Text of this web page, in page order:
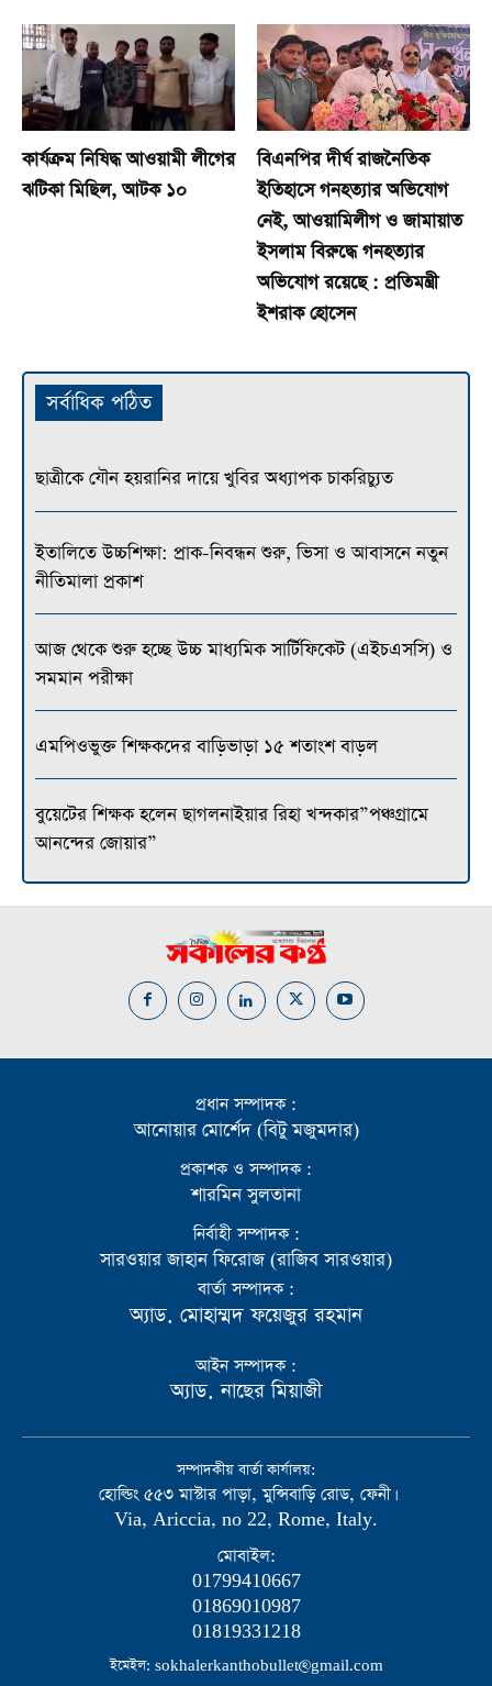
কার্যক্রম নিষিদ্ধ আওয়ামী লীগের
ঝটিকা মিছিল, আটক ১০
বিএনপির দীর্ঘ রাজনৈতিক
ইতিহাসে গনহত্যার অভিযোগ
নেই, আওয়ামিলীগ ও জামায়াত
ইসলাম বিরুদ্ধে গনহত্যার
অভিযোগ রয়েছে : প্রতিমন্ত্রী
ইশরাক হোসেন
সর্বাধিক পঠিত
ছাত্রীকে যৌন হয়রানির দায়ে খুবির অধ্যাপক চাকরিচ্যুত
ইতালিতে উচ্চশিক্ষা: প্রাক-নিবন্ধন শুরু, ভিসা ও আবাসনে নতুন
নীতিমালা প্রকাশ
আজ থেকে শুরু হচ্ছে উচ্চ মাধ্যমিক সার্টিফিকেট (এইচএসসি) ও
সমমান পরীক্ষা
এমপিওভুক্ত শিক্ষকদের বাড়িভাড়া ১৫ শতাংশ বাড়ল
বুয়েটের শিক্ষক হলেন ছাগলনাইয়ার রিহা খন্দকার”পঞ্চগ্রামে
আনন্দের জোয়ার”
প্রধান সম্পাদক :
আনোয়ার মোর্শেদ (বিটু মজুমদার)
প্রকাশক ও সম্পাদক :
শারমিন সুলতানা
নির্বাহী সম্পাদক :
সারওয়ার জাহান ফিরোজ (রাজিব সারওয়ার)
বার্তা সম্পাদক :
অ্যাড. মোহাম্মদ ফয়েজুর রহমান
আইন সম্পাদক :
অ্যাড. নাছের মিয়াজী
সম্পাদকীয় বার্তা কার্যালয়:
হোল্ডিং ৫৫৩ মাস্টার পাড়া, মুন্সিবাড়ি রোড, ফেনী।
Via, Ariccia, no 22, Rome, Italy.
মোবাইল:
01799410667
01869010987
01819331218
ইমেইল: sokhalerkanthobullet@gmail.com